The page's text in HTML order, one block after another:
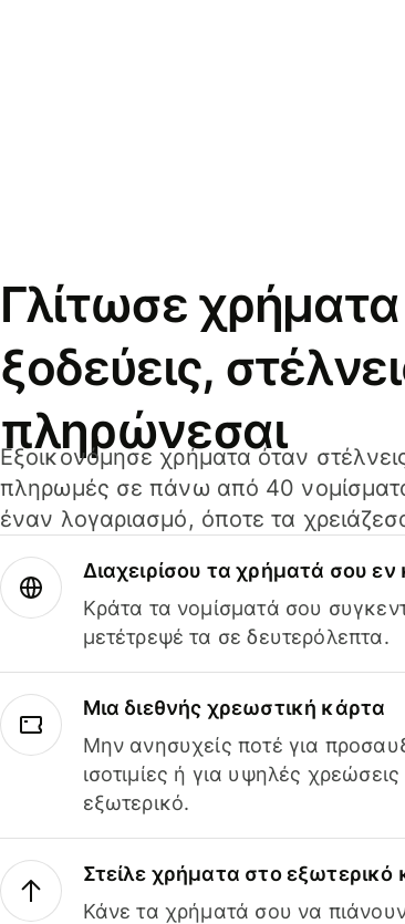
Γλίτωσε
ξοδεύεις,
πληρώνεσαι
Εξοικονόμησε χρήματα όταν
πληρωμές σε πάνω από 40
έναν λογαριασμό, όποτε τα
Διαχειρίσου τα χρήματά σου
Κράτα τα νομίσματά σου
μετέτρεψέ τα σε δευτερόλεπτα.
Μια διεθνής χρεωστική κάρτα
Μην ανησυχείς ποτέ για
ισοτιμίες ή για υψηλές
εξωτερικό.
Στείλε χρήματα στο εξωτερικό
Κάνε τα χρήματά σου να